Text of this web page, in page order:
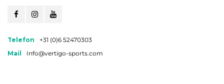
Telefon
+31 (0)6 52470303
Mail
Info@vertigo-sports.com